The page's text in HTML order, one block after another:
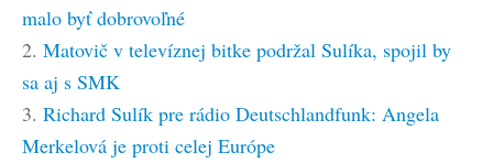
malo byť dobrovoľné
2. Matovič v televíznej bitke podržal Sulíka, spojil by
sa aj s SMK
3. Richard Sulík pre rádio Deutschlandfunk: Angela
Merkelová je proti celej Európe